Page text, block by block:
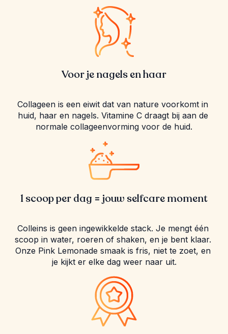
Voor je nagels en haar
Collageen is een eiwit dat van nature voorkomt in
huid, haar en nagels. Vitamine C draagt bij aan de
normale collageenvorming voor de huid.
1 scoop per dag = jouw selfcare moment
Colleins is geen ingewikkelde stack. Je mengt één
scoop in water, roeren of shaken, en je bent klaar.
Onze Pink Lemonade smaak is fris, niet te zoet, en
je kijkt er elke dag weer naar uit.